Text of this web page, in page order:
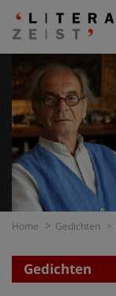
Home Gedichten
Gedichten